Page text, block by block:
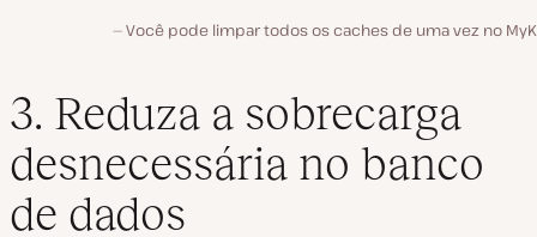
Você pode limpar todos os caches de uma vez no
3. Reduza a sobrecarga
desnecessária no banco
de dados